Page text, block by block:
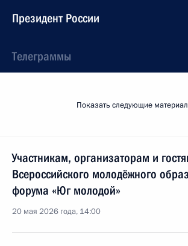
Президент России
Телеграммы
Показать следующие
Участникам, организаторам и
Всероссийского молодёжного
форума «Юг молодой»
20 мая 2026 года, 14:00